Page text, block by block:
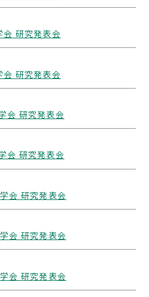
研究発表会
研究発表会
会 研究発表会
会 研究発表会
会 研究発表会
会 研究発表会
会 研究発表会